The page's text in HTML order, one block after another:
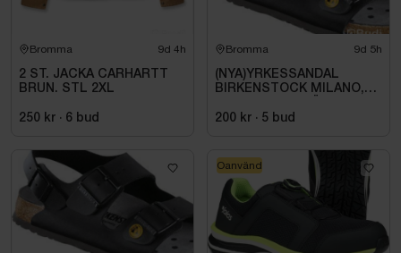
Bromma 9d 4h
2 ST. JACKA CARHARTT
BRUN. STL 2XL
250 kr · 6 bud
Bromma 9d 5h
(NYA)YRKESSANDAL
BIRKENSTOCK MILANO,
SVART. STL 42
200 kr · 5 bud
Oanvänd